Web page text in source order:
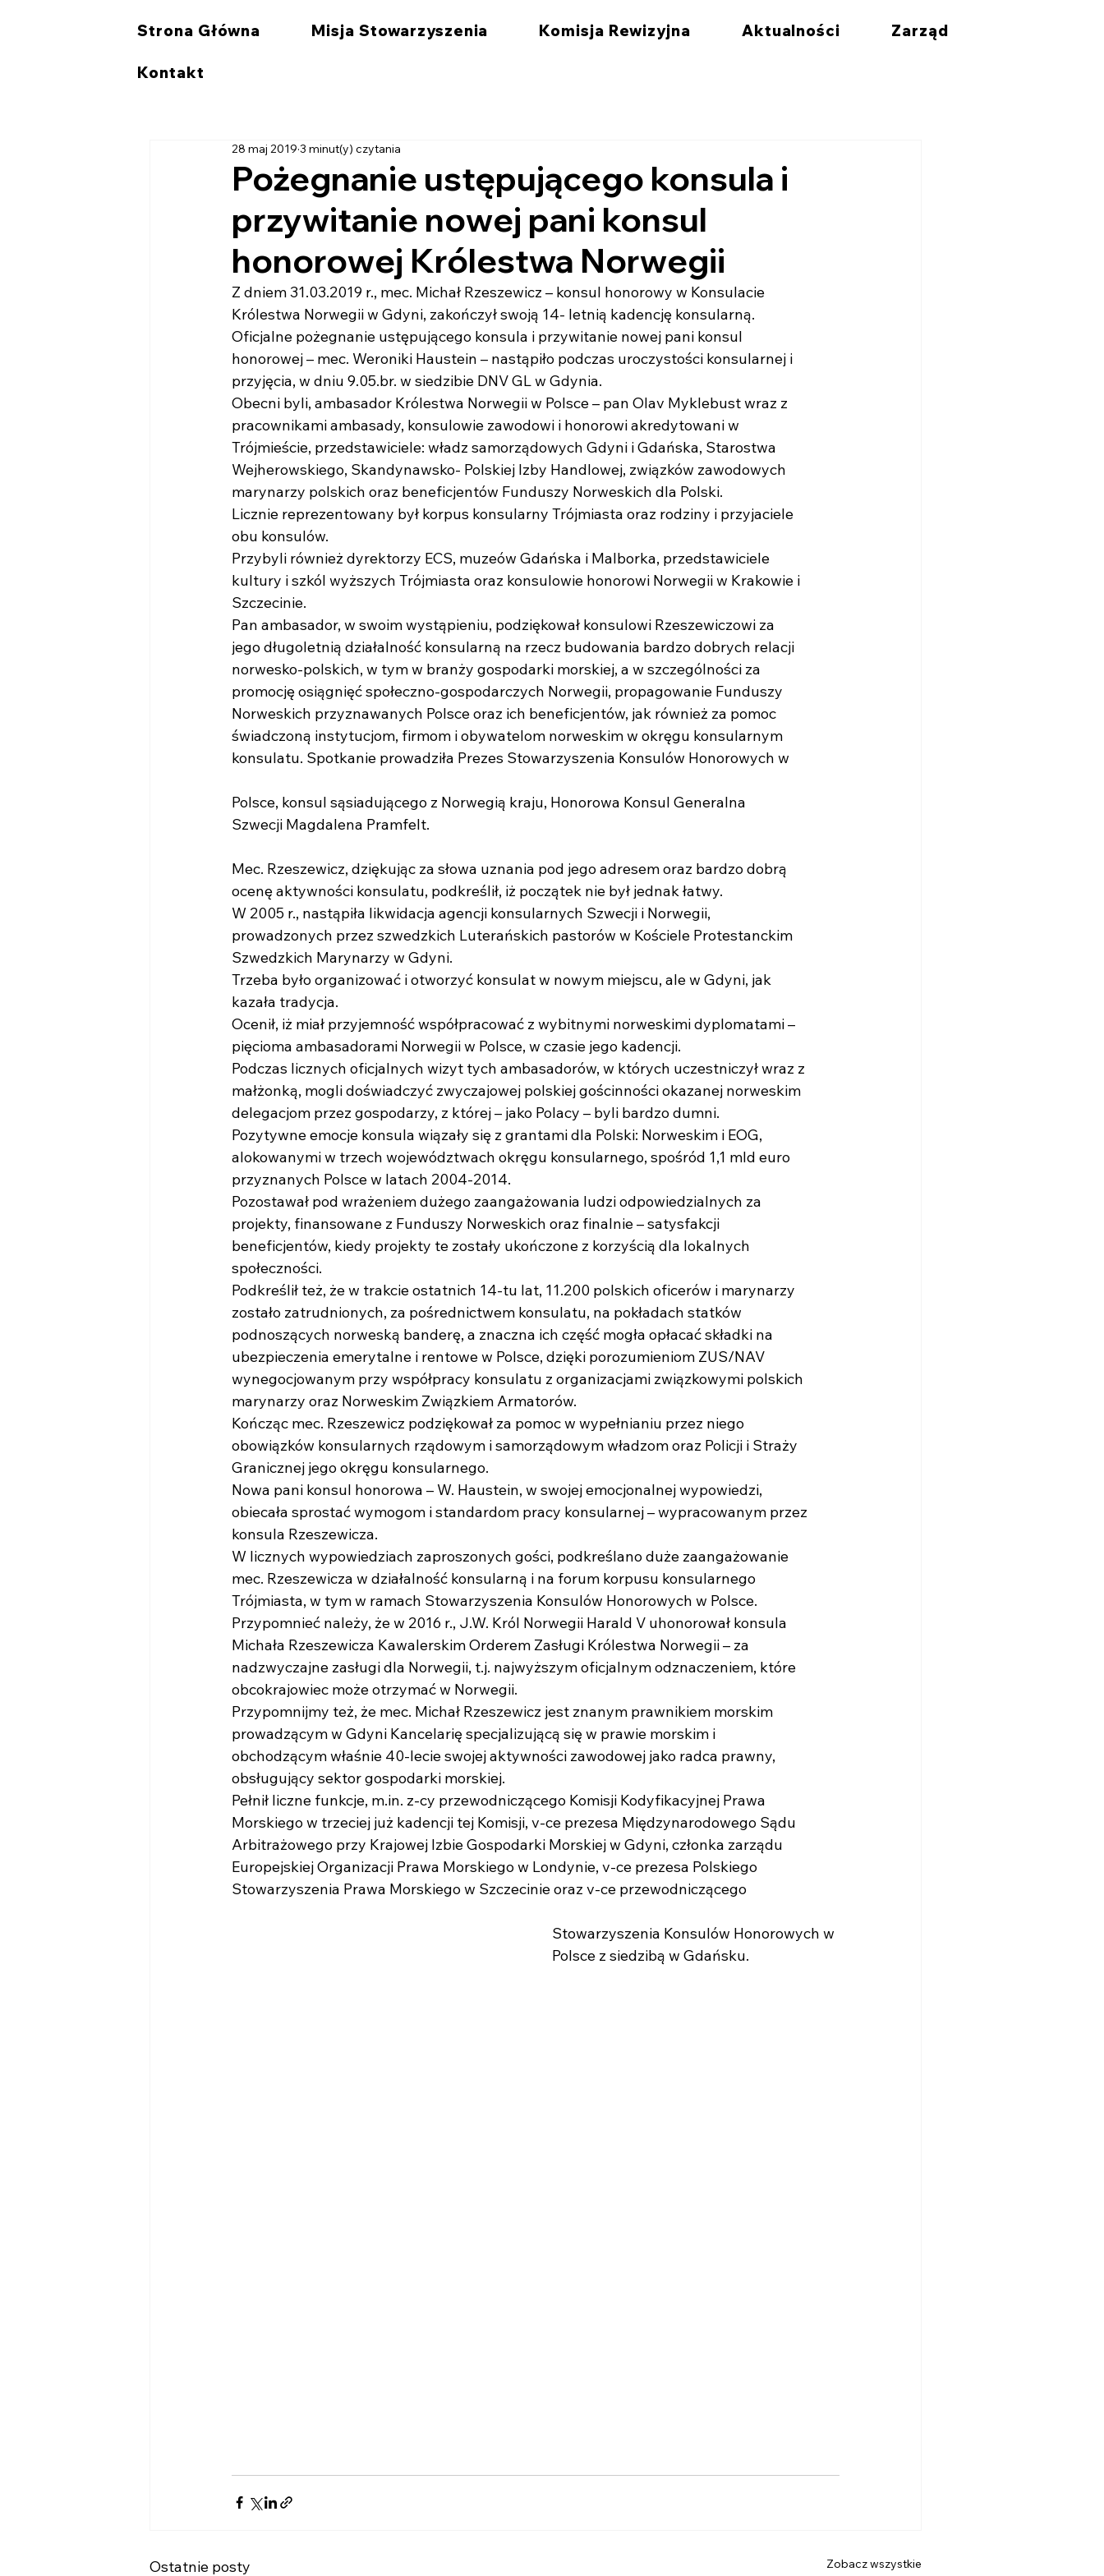
Strona Główna Misja Stowarzyszenia Komisja Rewizyjna Aktualności Zarząd
Kontakt
Pożegnanie ustępującego konsula i
przywitanie nowej pani konsul
honorowej Królestwa Norwegii
28 maj 2019 3 minut(y) czytania
Z dniem 31.03.2019 r., mec. Michał Rzeszewicz – konsul honorowy w Konsulacie
Królestwa Norwegii w Gdyni, zakończył swoją 14- letnią kadencję konsularną.
Oficjalne pożegnanie ustępującego konsula i przywitanie nowej pani konsul
honorowej – mec. Weroniki Haustein – nastąpiło podczas uroczystości konsularnej i
przyjęcia, w dniu 9.05.br. w siedzibie DNV GL w Gdynia.
Obecni byli, ambasador Królestwa Norwegii w Polsce – pan Olav Myklebust wraz z
pracownikami ambasady, konsulowie zawodowi i honorowi akredytowani w
Trójmieście, przedstawiciele: władz samorządowych Gdyni i Gdańska, Starostwa
Wejherowskiego, Skandynawsko- Polskiej Izby Handlowej, związków zawodowych
marynarzy polskich oraz beneficjentów Funduszy Norweskich dla Polski.
Licznie reprezentowany był korpus konsularny Trójmiasta oraz rodziny i przyjaciele
obu konsulów.
Przybyli również dyrektorzy ECS, muzeów Gdańska i Malborka, przedstawiciele
kultury i szkól wyższych Trójmiasta oraz konsulowie honorowi Norwegii w Krakowie i
Szczecinie.
Pan ambasador, w swoim wystąpieniu, podziękował konsulowi Rzeszewiczowi za
jego długoletnią działalność konsularną na rzecz budowania bardzo dobrych relacji
norwesko-polskich, w tym w branży gospodarki morskiej, a w szczególności za
promocję osiągnięć społeczno-gospodarczych Norwegii, propagowanie Funduszy
Norweskich przyznawanych Polsce oraz ich beneficjentów, jak również za pomoc
świadczoną instytucjom, firmom i obywatelom norweskim w okręgu konsularnym
konsulatu. Spotkanie prowadziła Prezes Stowarzyszenia Konsulów Honorowych w
Polsce, konsul sąsiadującego z Norwegią kraju, Honorowa Konsul Generalna
Szwecji Magdalena Pramfelt.
Mec. Rzeszewicz, dziękując za słowa uznania pod jego adresem oraz bardzo dobrą
ocenę aktywności konsulatu, podkreślił, iż początek nie był jednak łatwy.
W 2005 r., nastąpiła likwidacja agencji konsularnych Szwecji i Norwegii,
prowadzonych przez szwedzkich Luterańskich pastorów w Kościele Protestanckim
Szwedzkich Marynarzy w Gdyni.
Trzeba było organizować i otworzyć konsulat w nowym miejscu, ale w Gdyni, jak
kazała tradycja.
Ocenił, iż miał przyjemność współpracować z wybitnymi norweskimi dyplomatami –
pięcioma ambasadorami Norwegii w Polsce, w czasie jego kadencji.
Podczas licznych oficjalnych wizyt tych ambasadorów, w których uczestniczył wraz z
małżonką, mogli doświadczyć zwyczajowej polskiej gościnności okazanej norweskim
delegacjom przez gospodarzy, z której – jako Polacy – byli bardzo dumni.
Pozytywne emocje konsula wiązały się z grantami dla Polski: Norweskim i EOG,
alokowanymi w trzech województwach okręgu konsularnego, spośród 1,1 mld euro
przyznanych Polsce w latach 2004-2014.
Pozostawał pod wrażeniem dużego zaangażowania ludzi odpowiedzialnych za
projekty, finansowane z Funduszy Norweskich oraz finalnie – satysfakcji
beneficjentów, kiedy projekty te zostały ukończone z korzyścią dla lokalnych
społeczności.
Podkreślił też, że w trakcie ostatnich 14-tu lat, 11.200 polskich oficerów i marynarzy
zostało zatrudnionych, za pośrednictwem konsulatu, na pokładach statków
podnoszących norweską banderę, a znaczna ich część mogła opłacać składki na
ubezpieczenia emerytalne i rentowe w Polsce, dzięki porozumieniom ZUS/NAV
wynegocjowanym przy współpracy konsulatu z organizacjami związkowymi polskich
marynarzy oraz Norweskim Związkiem Armatorów.
Kończąc mec. Rzeszewicz podziękował za pomoc w wypełnianiu przez niego
obowiązków konsularnych rządowym i samorządowym władzom oraz Policji i Straży
Granicznej jego okręgu konsularnego.
Nowa pani konsul honorowa – W. Haustein, w swojej emocjonalnej wypowiedzi,
obiecała sprostać wymogom i standardom pracy konsularnej – wypracowanym przez
konsula Rzeszewicza.
W licznych wypowiedziach zaproszonych gości, podkreślano duże zaangażowanie
mec. Rzeszewicza w działalność konsularną i na forum korpusu konsularnego
Trójmiasta, w tym w ramach Stowarzyszenia Konsulów Honorowych w Polsce.
Przypomnieć należy, że w 2016 r., J.W. Król Norwegii Harald V uhonorował konsula
Michała Rzeszewicza Kawalerskim Orderem Zasługi Królestwa Norwegii – za
nadzwyczajne zasługi dla Norwegii, t.j. najwyższym oficjalnym odznaczeniem, które
obcokrajowiec może otrzymać w Norwegii.
Przypomnijmy też, że mec. Michał Rzeszewicz jest znanym prawnikiem morskim
prowadzącym w Gdyni Kancelarię specjalizującą się w prawie morskim i
obchodzącym właśnie 40-lecie swojej aktywności zawodowej jako radca prawny,
obsługujący sektor gospodarki morskiej.
Pełnił liczne funkcje, m.in. z-cy przewodniczącego Komisji Kodyfikacyjnej Prawa
Morskiego w trzeciej już kadencji tej Komisji, v-ce prezesa Międzynarodowego Sądu
Arbitrażowego przy Krajowej Izbie Gospodarki Morskiej w Gdyni, członka zarządu
Europejskiej Organizacji Prawa Morskiego w Londynie, v-ce prezesa Polskiego
Stowarzyszenia Prawa Morskiego w Szczecinie oraz v-ce przewodniczącego
Stowarzyszenia Konsulów Honorowych w
Polsce z siedzibą w Gdańsku.
Ostatnie posty Zobacz wszystkie